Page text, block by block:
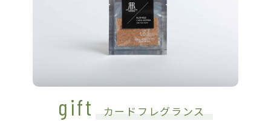
gift カードフレグランス